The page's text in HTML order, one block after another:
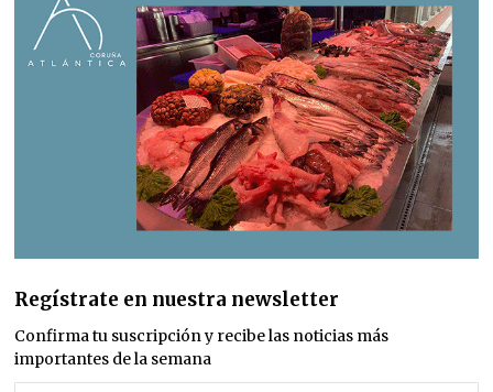
Regístrate en nuestra newsletter
Confirma tu suscripción y recibe las noticias más
importantes de la semana